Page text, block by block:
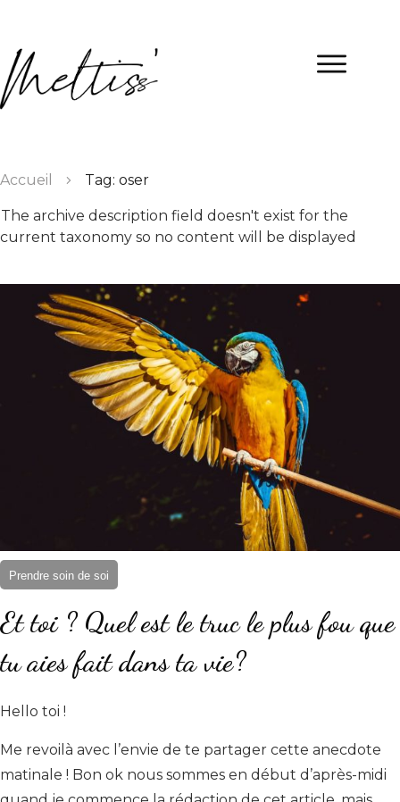
Accueil Tag: oser
The archive description field doesn't exist for the
current taxonomy so no content will be displayed
Prendre soin de soi
Et toi ? Quel est le truc le plus fou que
tu aies fait dans ta vie?
Hello toi !
Me revoilà avec l’envie de te partager cette anecdote
matinale ! Bon ok nous sommes en début d’après-midi